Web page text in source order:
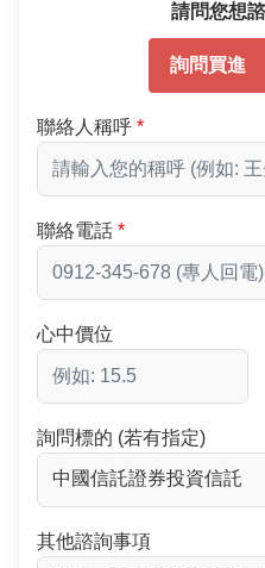
請問您想
詢問買進
聯絡人稱呼
聯絡電話
心中價位
詢問標的 (若有指定)
其他諮詢事項